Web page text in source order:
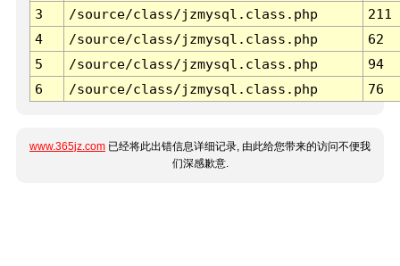
3 /source/class/jzmysql.class.php
211
4
/source/class/jzmysql.class.php
62
5
/source/class/jzmysql.class.php
94
6
/source/class/jzmysql.class.php 76
www.365jz.com 已经将此出错信息详细记录, 由此给您带来的访问不便我
们深感歉意.